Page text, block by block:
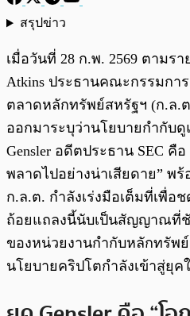
สรุปข่าว
เมื่อวันที่ 28 ก.พ. 2569 ตามรา
Atkins ประธานคณะกรรมกา
ตลาดหลักทรัพย์สหรัฐฯ (ก.ล.
ออกมาระบุว่านโยบายกำกับ
Gensler อดีตประธาน SEC คื
พลาดไปอย่างน่าเสียดาย” พ
ก.ล.ต. กำลังเร่งมือเต็มที่เพื่อช
ถ้อยแถลงนี้นับเป็นสัญญาณที่
ของหน่วยงานกำกับหลักทรัพย์
นโยบายคริปโตกำลังเข้าสู่ยุค